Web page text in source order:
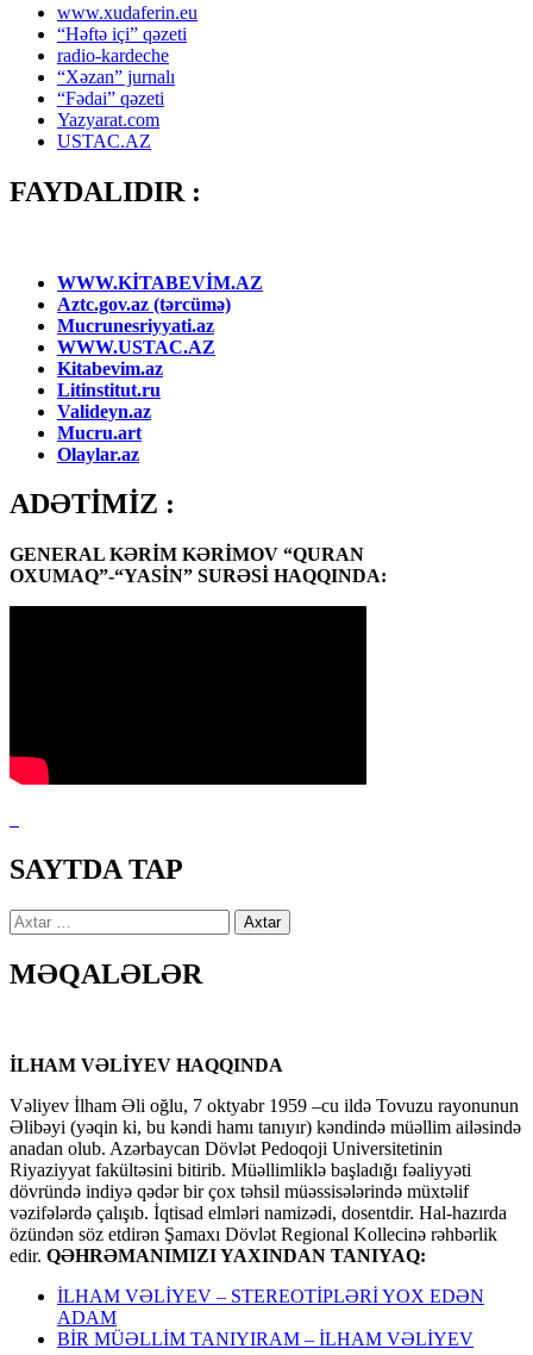
www.xudaferin.eu
“Həftə içi” qəzeti
radio-kardeche
“Xəzan” jurnalı
“Fədai” qəzeti
Yazyarat.com
USTAC.AZ
FAYDALIDIR :
WWW.KİTABEVİM.AZ
Aztc.gov.az (tərcümə)
Mucrunesriyyati.az
WWW.USTAC.AZ
Kitabevim.az
Litinstitut.ru
Valideyn.az
Mucru.art
Olaylar.az
ADƏTİMİZ :
GENERAL KƏRİM KƏRİMOV “QURAN
OXUMAQ”-“YASİN” SURƏSİ HAQQINDA:
SAYTDA TAP
Axtarış:
MƏQALƏLƏR
İLHAM VƏLİYEV HAQQINDA
Vəliyev İlham Əli oğlu, 7 oktyabr 1959 –cu ildə Tovuzu rayonunun
Əlibəyi (yəqin ki, bu kəndi hamı tanıyır) kəndində müəllim ailəsində
anadan olub. Azərbaycan Dövlət Pedoqoji Universitetinin
Riyaziyyat fakültəsini bitirib. Müəllimliklə başladığı fəaliyyəti
dövründə indiyə qədər bir çox təhsil müəssisələrində müxtəlif
vəzifələrdə çalışıb. İqtisad elmləri namizədi, dosentdir. Hal-hazırda
özündən söz etdirən Şamaxı Dövlət Regional Kollecinə rəhbərlik
edir. QƏHRƏMANIMIZI YAXINDAN TANIYAQ:
İLHAM VƏLİYEV – STEREOTİPLƏRİ YOX EDƏN
ADAM
BİR MÜƏLLİM TANIYIRAM – İLHAM VƏLİYEV